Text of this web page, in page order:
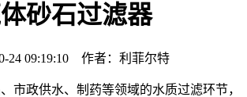
砂石过滤器
24 09:19:10 作者：利菲尔特
市政供水、制药等领域的水质过滤环节，